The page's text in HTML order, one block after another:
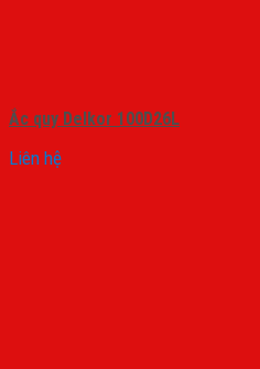
Ắc quy Delkor 100D26L
Liên hệ